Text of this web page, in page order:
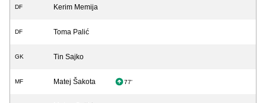
DF Kerim Memija
DF Toma Palić
GK Tin Sajko
MF Matej Šakota 77'